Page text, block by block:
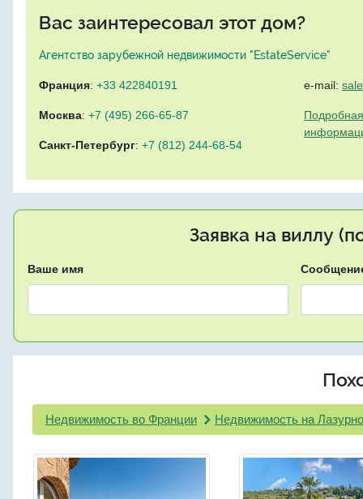
Вас заинтересовал этот дом?
Агентство зарубежной недвижимости "EstateService"
Франция: +33 422840191
Москва: +7 (495) 266-65-87
Санкт-Петербург: +7 (812) 244-68-54
e-mail:
Заявка на виллу
Ваше имя
Недвижимость во Франции Недвижимость на